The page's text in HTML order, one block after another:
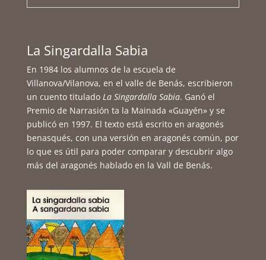
La Singardalla Sabia
En 1984 los alumnos de la escuela de
Villanova/Vilanova, en el valle de Benás, escribieron
un cuento titulado La Singardalla Sabia. Ganó el
Premio de Narrasión ta la Mainada «Guayén» y se
publicó en 1997. El texto está escrito en aragonés
benasqués, con una versión en aragonés común, por
lo que es útil para poder comparar y descubrir algo
más del aragonés hablado en la Vall de Benás.